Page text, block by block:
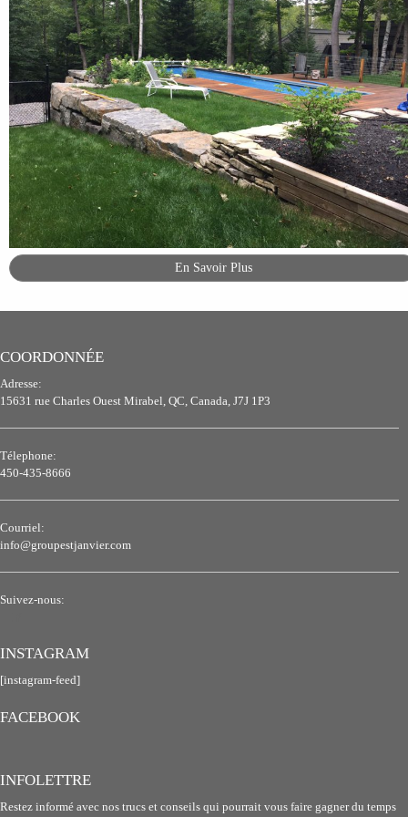
En Savoir Plus
COORDONNÉE
Adresse:
15631 rue Charles Ouest Mirabel, QC, Canada, J7J 1P3
Télephone:
450-435-8666
Courriel:
info@groupestjanvier.com
Suivez-nous:
INSTAGRAM
[instagram-feed]
FACEBOOK
INFOLETTRE
Restez informé avec nos trucs et conseils qui pourrait vous faire gagner du temps